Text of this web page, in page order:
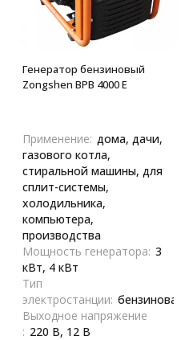
Генератор бензиновый
Zongshen BPB 4000 E
Применение: дома, дачи,
газового котла,
стиральной машины, для
сплит-системы,
холодильника,
компьютера,
производства
Мощность генератора: 3
кВт, 4 кВт
Тип
электростанции: бензиновая
Выходное напряжение
: 220 В, 12 В